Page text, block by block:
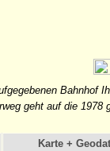
Bahnhof
geht auf die 1978
Karte +